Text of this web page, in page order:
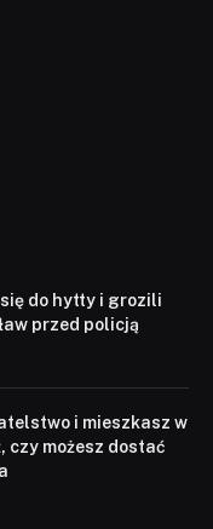
do hytty i grozili
przed policją
i mieszkasz w
czy możesz dostać